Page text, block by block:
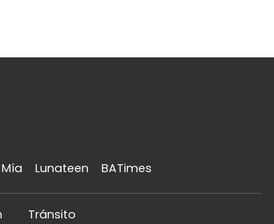
Mía Lunateen BATimes
Tránsito